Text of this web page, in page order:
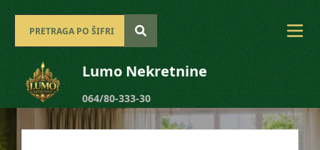
Lumo Nekretnine
064/80-333-30